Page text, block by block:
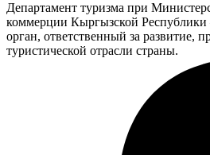
Департамент туризма при
коммерции Кыргызской
орган, ответственный за развитие,
туристической отрасли страны.